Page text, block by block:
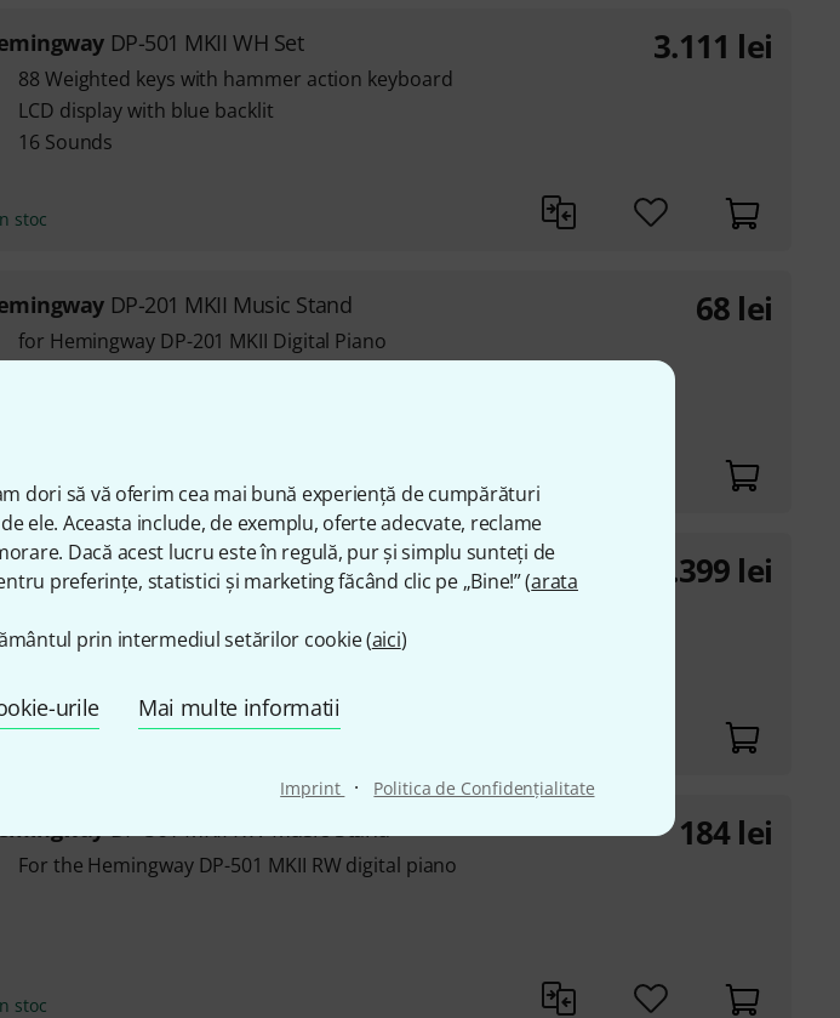
dori să vă oferim cea mai bună experiență de cumpărături
ele. Aceasta include, de exemplu, oferte adecvate, reclame
Dacă acest lucru este în regulă, pur și simplu sunteți de
preferințe, statistici și marketing făcând clic pe „Bine!” (arata
prin intermediul setărilor cookie (aici)
urile Mai multe informatii
Imprint · Politica de Confidenţialitate
DP-501 MKII WH Set
88 Weighted keys with hammer action keyboard
LCD display with blue backlit
16 Sounds
stoc
3.111 lei
DP-201 MKII Music Stand
for Hemingway DP-201 MKII Digital Piano
în stoc
68 lei
DP-501 MKII RW B-Stock
LCD display with blue backlight
2.399 lei
DP-501 MKII RW Music Stand
For the Hemingway DP-501 MKII RW digital piano
stoc
184 lei